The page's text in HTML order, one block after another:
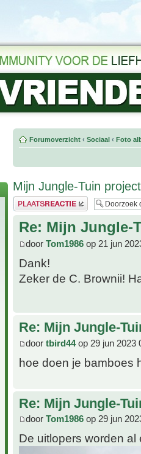
Forumoverzicht ‹ Sociaal ‹ Foto
Mijn Jungle-Tuin project
Plaats een reactie
Re: Mijn Jungle-
door Tom1986 op 21 jun
Dank!
Zeker de C. Brownii!
Re: Mijn Jungle-
door tbird44op 29 jun 2023
hoe doen je bamboes
Re: Mijn Jungle-
door Tom1986 op 29 jun
De uitlopers worden